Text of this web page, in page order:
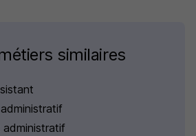
similaires
administratif